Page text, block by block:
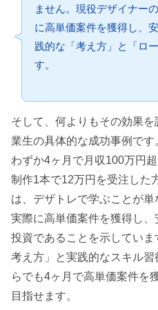
ません。現役デザイナー
に高単価案件を獲得し、
践的な「考え方」と「ロ
す。
そして、何よりもその効果
業生の具体的な成功事例で
わずか4ヶ月で月収100万円
制作1本で12万円を受注した
は、デザトレで学ぶことが単
実際に高単価案件を獲得し
投資であることを示していま
考え方」と実践的なスキル
らでも4ヶ月で高単価案件を
目指せます。